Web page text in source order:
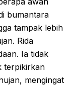
bumantara
tampak lebih
Rida
Ia tidak
terpikirkan
mengingat